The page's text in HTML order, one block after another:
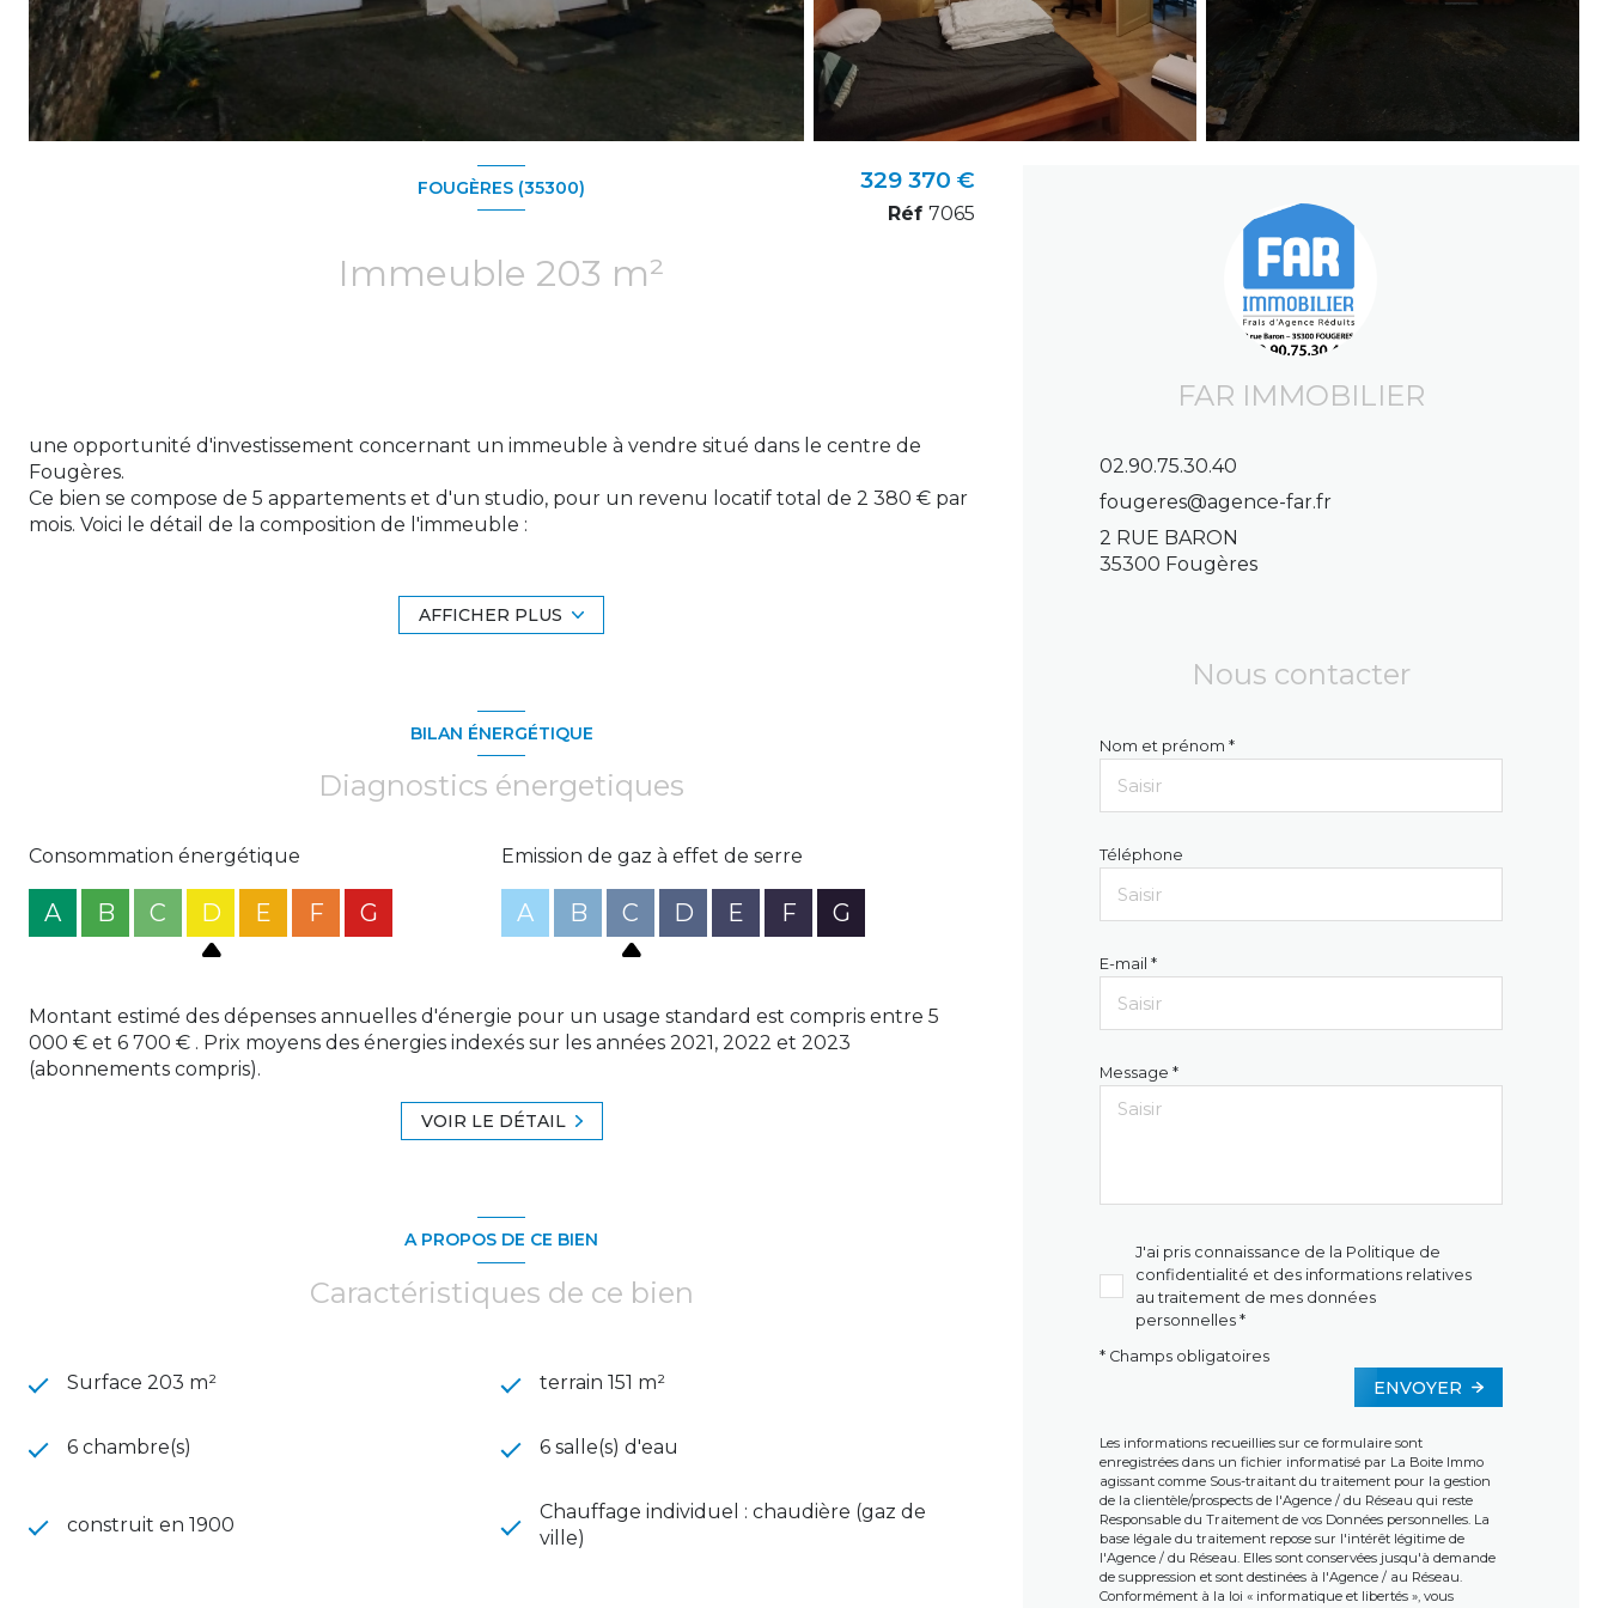
FOUGÈRES (35300)
Immeuble 203 m²
329 370 €
Réf 7065
une opportunité d'investissement concernant un immeuble à vendre situé dans le centre de
Fougères.
Ce bien se compose de 5 appartements et d'un studio, pour un revenu locatif total de 2 380 € par
mois. Voici le détail de la composition de l'immeuble :
- T2 (RDC) - 54,5 m² : Entrée, séjour/cuisine, salon, salle de bain avec WC. Double vitrage et
- T1(1er étage) - 32,3 m² : Séjour/cuisine, chambre, salle d'eau avec WC. Double vitrage et chauffage
- T1 (2ème étage) - 32,4 m² : Entrée, WC, séjour/cuisine, chambre et salle de bain. Double vitrage et
AFFICHER PLUS
BILAN ÉNERGÉTIQUE
Diagnostics énergetiques
Consommation énergétique
A B C D E F G
Emission de gaz à effet de serre
A B C D E F G
Montant estimé des dépenses annuelles d'énergie pour un usage standard est compris entre 5
000 € et 6 700 € . Prix moyens des énergies indexés sur les années 2021, 2022 et 2023
(abonnements compris).
VOIR LE DÉTAIL
A PROPOS DE CE BIEN
Caractéristiques de ce bien
Surface 203 m² terrain 151 m²
6 chambre(s) 6 salle(s) d'eau
construit en 1900
Chauffage individuel : chaudière (gaz de
ville)
FAR IMMOBILIER
02.90.75.30.40
fougeres@agence-far.fr
2 RUE BARON
35300 Fougères
Nous contacter
Nom et prénom *
Téléphone
E-mail *
Message *
J'ai pris connaissance de la Politique de
confidentialité et des informations relatives
au traitement de mes données
personnelles *
* Champs obligatoires
ENVOYER
Les informations recueillies sur ce formulaire sont
enregistrées dans un fichier informatisé par La Boite Immo
agissant comme Sous-traitant du traitement pour la gestion
de la clientèle/prospects de l'Agence / du Réseau qui reste
Responsable du Traitement de vos Données personnelles. La
base légale du traitement repose sur l'intérêt légitime de
l'Agence / du Réseau. Elles sont conservées jusqu'à demande
de suppression et sont destinées à l'Agence / au Réseau.
Conformément à la loi « informatique et libertés », vous